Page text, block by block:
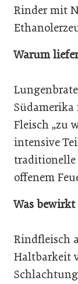
Rinder mit
Warum
Südamerika
Fleisch „zu
intensive
traditionelle
offenem
Was
Rindfleisch
Haltbarkeit